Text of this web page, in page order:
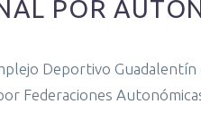
POR
Deportivo
Federaciones